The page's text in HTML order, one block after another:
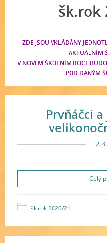
šk.rok
ZDE JSOU VKLÁDÁNY
AKTUÁLNÍM
V NOVÉM ŠKOLNÍM ROCE
POD DANÝM
Prvňáčci
2.
Celý
šk.rok 2020/21